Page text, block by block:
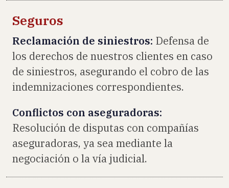
Seguros
Reclamación de siniestros: Defensa de
los derechos de nuestros clientes en caso
de siniestros, asegurando el cobro de las
indemnizaciones correspondientes.
Conflictos con aseguradoras:
Resolución de disputas con compañías
aseguradoras, ya sea mediante la
negociación o la vía judicial.